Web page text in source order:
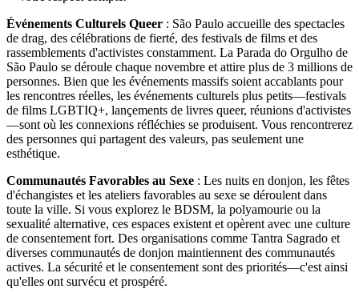
Événements Culturels Queer : São Paulo accueille des spectacles
de drag, des célébrations de fierté, des festivals de films et des
rassemblements d'activistes constamment. La Parada do Orgulho de
São Paulo se déroule chaque novembre et attire plus de 3 millions de
personnes. Bien que les événements massifs soient accablants pour
les rencontres réelles, les événements culturels plus petits—festivals
de films LGBTIQ+, lançements de livres queer, réunions d'activistes
—sont où les connexions réfléchies se produisent. Vous rencontrerez
des personnes qui partagent des valeurs, pas seulement une
esthétique.
Communautés Favorables au Sexe : Les nuits en donjon, les fêtes
d'échangistes et les ateliers favorables au sexe se déroulent dans
toute la ville. Si vous explorez le BDSM, la polyamourie ou la
sexualité alternative, ces espaces existent et opèrent avec une culture
de consentement fort. Des organisations comme Tantra Sagrado et
diverses communautés de donjon maintiennent des communautés
actives. La sécurité et le consentement sont des priorités—c'est ainsi
qu'elles ont survécu et prospéré.